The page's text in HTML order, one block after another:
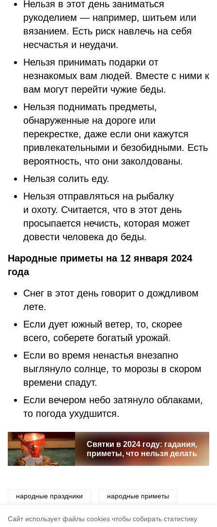
Cайт использует файлы cookies чтобы собирать статистику
Нельзя в этот день заниматься
рукоделием — например, шитьем или
вязанием. Есть риск навлечь на себя
несчастья и неудачи.
Нельзя принимать подарки от
незнакомых вам людей. Вместе с ними к
вам могут перейти чужие беды.
Нельзя поднимать предметы,
обнаруженные на дороге или
перекрестке, даже если они кажутся
привлекательными и безобидными. Есть
вероятность, что они заколдованы.
Нельзя солить еду.
Нельзя отправляться на рыбалку
и охоту. Считается, что в этот день
просыпается нечисть, которая может
довести человека до беды.
Народные приметы на 12 января 2024
года
Снег в этот день говорит о дождливом
лете.
Если дует южный ветер, то, скорее
всего, соберете богатый урожай.
Если во время ненастья внезапно
выглянуло солнце, то морозы в скором
времени спадут.
Если вечером небо затянуло облаками,
то погода ухудшится.
Святки в 2024 году: гадания,
приметы, что нельзя делать
народные праздники народные приметы
приметы праздник традиции